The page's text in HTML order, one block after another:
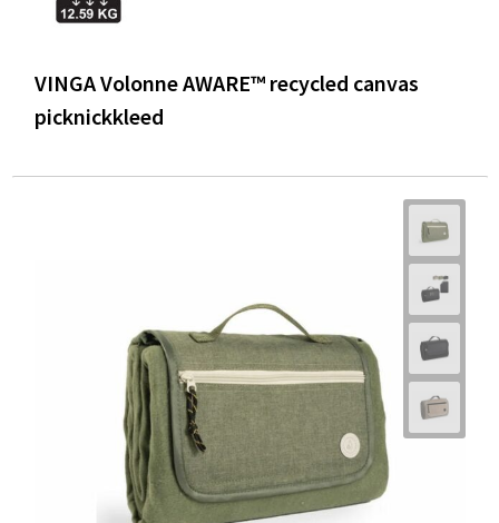
VINGA Volonne AWARE™ recycled canvas
picknickkleed